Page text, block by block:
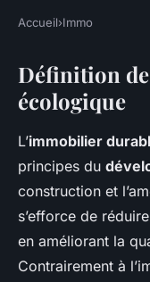
Qu'est-ce
écologique ?
admin•20 décembre
Accueil›Immo
Définition
écologique
L’immobilier
principes du
construction et
s’efforce de
en améliorant la
Contrairement à